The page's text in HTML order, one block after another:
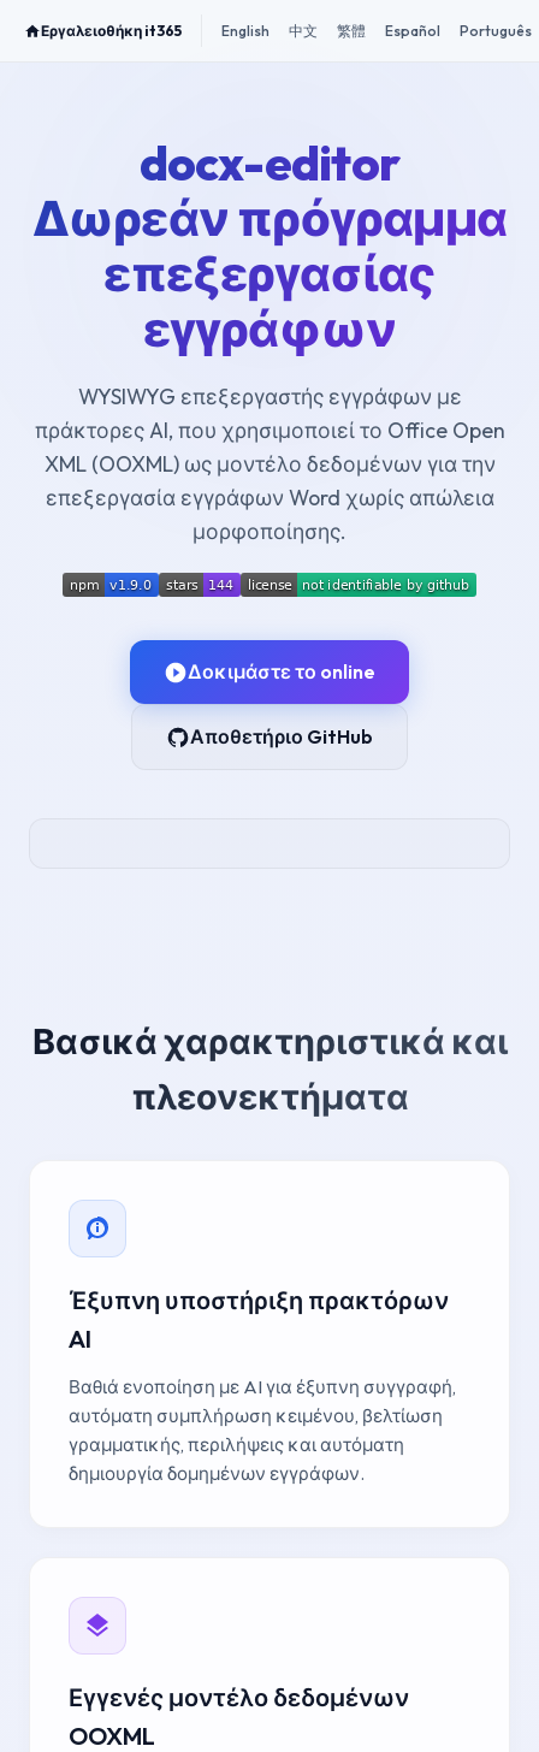
Εργαλειοθήκη it365 English 中文 繁體 Español Português
docx-editor
Δωρεάν πρόγραμμα
επεξεργασίας
εγγράφων
WYSIWYG επεξεργαστής εγγράφων με
πράκτορες AI, που χρησιμοποιεί το Office Open
XML (OOXML) ως μοντέλο δεδομένων για την
επεξεργασία εγγράφων Word χωρίς απώλεια
μορφοποίησης.
Δοκιμάστε το online
Αποθετήριο GitHub
Βασικά χαρακτηριστικά και
πλεονεκτήματα
Έξυπνη υποστήριξη πρακτόρων
AI
Βαθιά ενοποίηση με AI για έξυπνη συγγραφή,
αυτόματη συμπλήρωση κειμένου, βελτίωση
γραμματικής, περιλήψεις και αυτόματη
δημιουργία δομημένων εγγράφων.
Εγγενές μοντέλο δεδομένων
OOXML